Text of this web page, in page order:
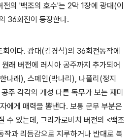
의 '백조의 호수'는 2막 1장에 광대(이
36회전이 등장한다.
이다. 광대(김경식)의 36회전동작에
래 버전에 러시아 공주까지 추가되어
나래), 스페인(박나리), 나폴리(정지
주 각각의 개성 다른 독무가 보는 재미
에게 매력을 뽐낸다. 보통 군무 부분은
수 있는데, 그리가로비치 버전의 <백조
작과 리듬감으로 지루하거나 반대로 복